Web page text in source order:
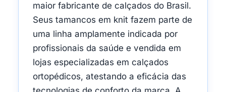
maior fabricante de calçados do Brasil.
Seus tamancos em knit fazem parte de
uma linha amplamente indicada por
profissionais da saúde e vendida em
lojas especializadas em calçados
ortopédicos, atestando a eficácia das